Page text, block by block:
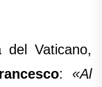
del Vaticano,
:«Al